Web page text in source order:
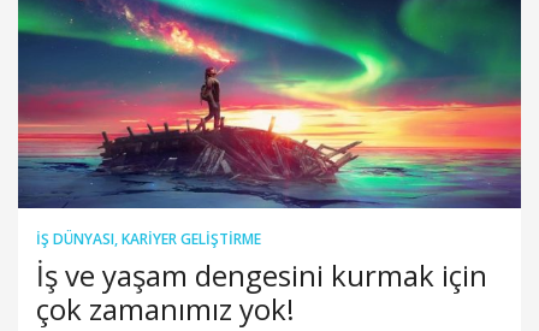
İŞ DÜNYASI,KARIYER GELIŞTIRME
İş ve yaşam dengesini kurmak için
çok zamanımız yok!